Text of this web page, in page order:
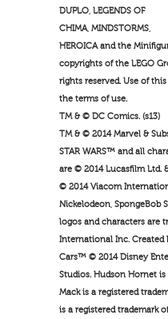
DUPLO, LEGENDS OF
CHIMA, MINDSTORMS,
HEROICA and the
copyrights of the LEGO
rights reserved. Use of
the terms of use.
TM & © DC Comics. (s13)
TM & © 2014 Marvel &
STAR WARS™ and all
are © 2014 Lucasfilm Ltd.
© 2014 Viacom
Nickelodeon, SpongeBob
logos and characters are
International Inc. Created
Cars™ © 2014 Disney
Studios. Hudson Hornet
Mack is a registered
is a registered trademark